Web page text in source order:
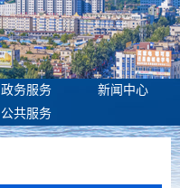
政务服务
新闻中心
公共服务